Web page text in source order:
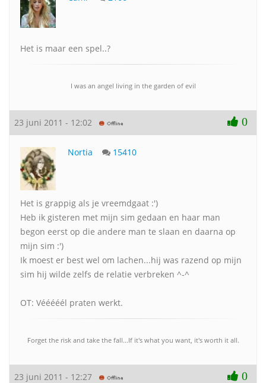
Het is maar een spel..?
I was an angel living in the garden of evil
23 juni 2011 - 12:02 0
Nortia 15410
Het is grappig als je vreemdgaat :')
Heb ik gisteren met mijn sim gedaan en haar man
begon eerst op die andere man te slaan en daarna op
mijn sim :')
Ik moest er best wel om lachen...hij was razend op mijn
sim hij wilde zelfs de relatie verbreken ^-^
OT: Vééééél praten werkt.
Forget the risk and take the fall...If it's what you want, it's worth it all.
23 juni 2011 - 12:27 0